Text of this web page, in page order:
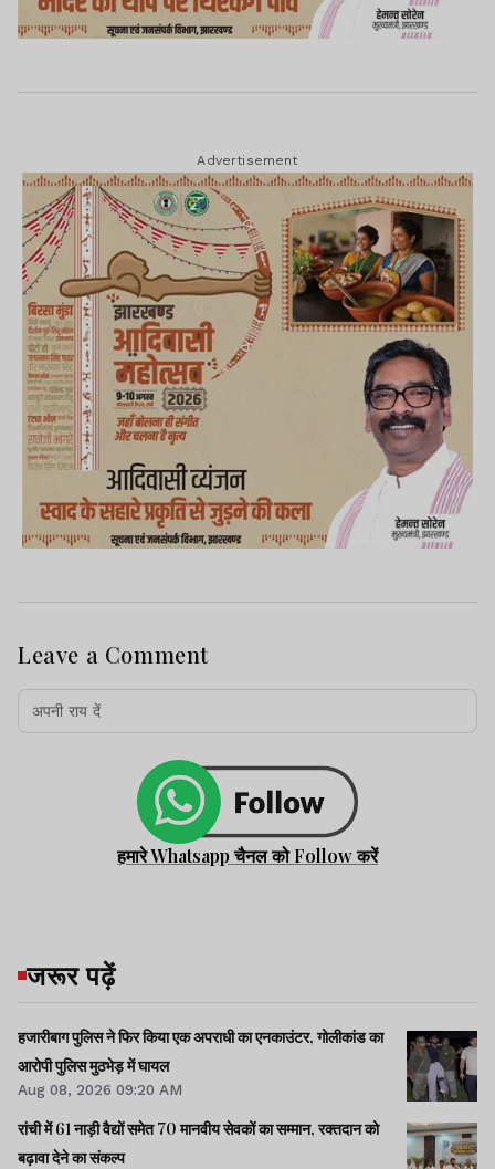
Advertisement
Leave a Comment
हमारे Whatsapp चैनल को Follow करें
जरूर पढ़ें
हजारीबाग पुलिस ने फिर किया एक अपराधी का एनकाउंटर, गोलीकांड का
आरोपी पुलिस मुठभेड़ में घायल
Aug 08, 2026 09:20 AM
रांची में 61 नाड़ी वैद्यों समेत 70 मानवीय सेवकों का सम्मान, रक्तदान को
बढ़ावा देने का संकल्प